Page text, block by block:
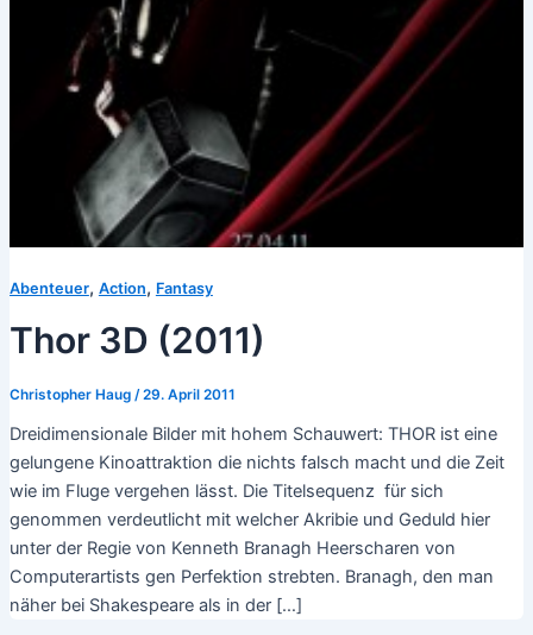
Abenteuer, Action, Fantasy
Thor 3D (2011)
Christopher Haug /29. April 2011
Dreidimensionale Bilder mit hohem Schauwert: THOR ist eine
gelungene Kinoattraktion die nichts falsch macht und die Zeit
wie im Fluge vergehen lässt. Die Titelsequenz für sich
genommen verdeutlicht mit welcher Akribie und Geduld hier
unter der Regie von Kenneth Branagh Heerscharen von
Computerartists gen Perfektion strebten. Branagh, den man
näher bei Shakespeare als in der […]